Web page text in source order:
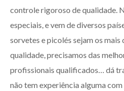
controle rigoroso de qualidade.
especiais, e vem de diversos
sorvetes e picolés sejam os
qualidade, precisamos das
profissionais qualificados… dá
não tem experiência alguma